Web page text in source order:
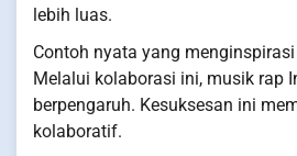
lebih luas.
Contoh nyata yang
Melalui kolaborasi ini, musik rap
berpengaruh. Kesuksesan ini
kolaboratif.